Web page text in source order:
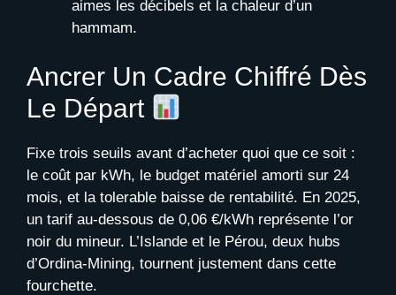
aimes les décibels et la chaleur d’un
hammam.
Ancrer Un Cadre Chiffré Dès
Le Départ
Fixe trois seuils avant d’acheter quoi que ce soit :
le coût par kWh, le budget matériel amorti sur 24
mois, et la tolerable baisse de rentabilité. En 2025,
un tarif au-dessous de 0,06 €/kWh représente l’or
noir du mineur. L’Islande et le Pérou, deux hubs
d’Ordina-Mining, tournent justement dans cette
fourchette.